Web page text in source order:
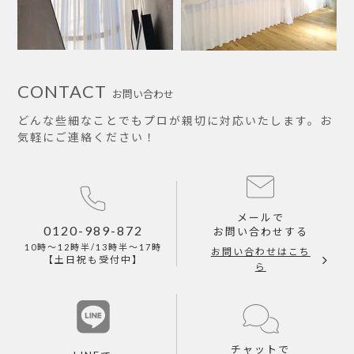
お問い合わせ
CONTACT
どんな些細なことでもプロが親切に対応いたします。お
気軽にご連絡ください！
0120-989-872
10時～12時半/13時半～17時
【土日祝も受付中】
メールで
お問い合わせする
お問い合わせはこち
ら
チャットで